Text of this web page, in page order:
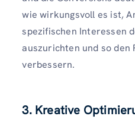
wie wirkungsvoll es ist,
spezifischen Interessen
auszurichten und so den
verbessern.
3. Kreative